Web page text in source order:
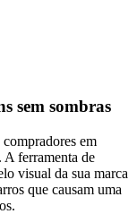
sem sombras
em
A ferramenta de
visual da sua marca
que causam uma